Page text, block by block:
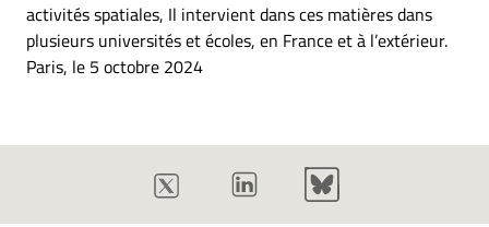
activités spatiales, Il intervient dans ces matières dans
plusieurs universités et écoles, en France et à l’extérieur.
Paris, le 5 octobre 2024